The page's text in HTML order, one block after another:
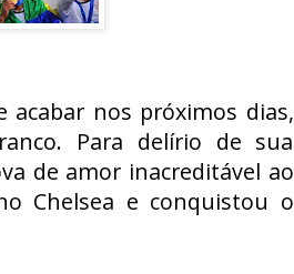
nos próximos dias,
Para delírio de sua
de amor inacreditável ao
Chelsea e conquistou o